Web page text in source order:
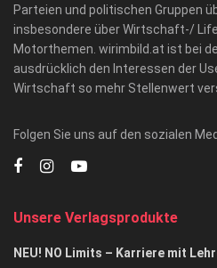
Parteien und politischen Gruppen
insbesondere über Wirtschaft-/
Motorthemen. wirimbild.at ist bei
ausdrücklich den Interessen der
Wirtschaft so mehr Stellenwert
Folgen Sie uns auf den sozialen
Unsere Verlagsprodukte
NEU! NO Limits – Karriere mit